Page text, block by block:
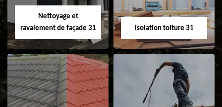
Velux 31
Nettoyage et
ravalement de façade 31
Nettoyage et
Isolation toiture 31
Isolation toiture 31